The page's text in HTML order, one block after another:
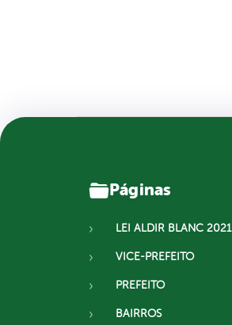
Páginas
LEI ALDIR BLANC 2021
VICE-PREFEITO
PREFEITO
BAIRROS